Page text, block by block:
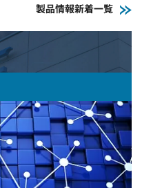
製品情報新着一覧